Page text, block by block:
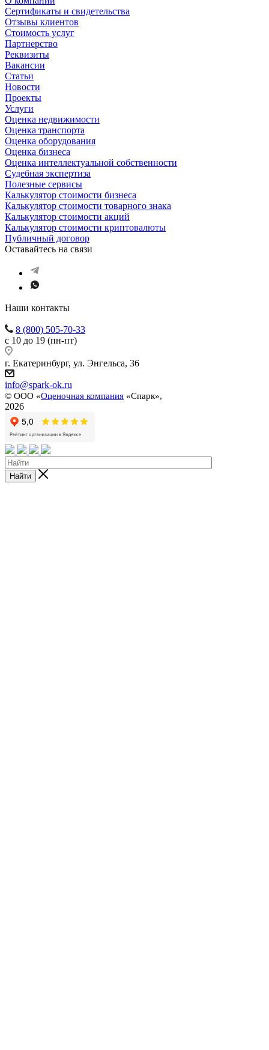
Сертификаты и свидетельства
Отзывы клиентов
Стоимость услуг
Партнерство
Реквизиты
Вакансии
Статьи
Новости
Проекты
Услуги
Оценка недвижимости
Оценка транспорта
Оценка оборудования
Оценка бизнеса
Оценка интеллектуальной собственности
Судебная экспертиза
Полезные сервисы
Калькулятор стоимости бизнеса
Калькулятор стоимости товарного знака
Калькулятор стоимости акций
Калькулятор стоимости криптовалюты
Публичный договор
Оставайтесь на связи
Наши контакты
8 (800) 505-70-33
с 10 до 19 (пн-пт)
г. Екатеринбург, ул. Энгельса, 36
info@spark-ok.ru
© ООО «Оценочная компания «Спарк»,
2026
Найти